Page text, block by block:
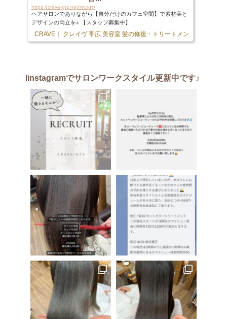
https://crave-gts.net/recruit/
ヘアサロンでありながら【自分だけのカフェ空間】で素材美と
デザインの両立を♪ 【スタッフ募集中】
CRAVE｜ クレイヴ 帯広 美容室 髪の修復・トリートメント専門店
Iinstagramでサロンワークスタイル更新中です♪